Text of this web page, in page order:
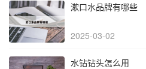
漱口水品牌有哪些
2025-03-02
水钻钻头怎么用